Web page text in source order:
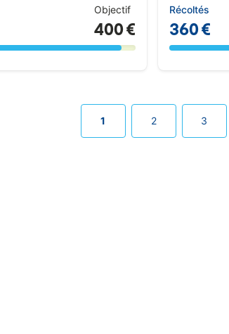
Objectif
400 €
Récoltés
360 €
1 2 3